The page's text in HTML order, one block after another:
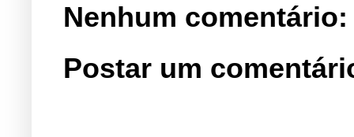
Nenhum comentário:
Postar um